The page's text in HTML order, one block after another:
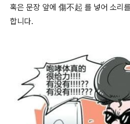
혹은 문장 앞에 傷不起 를 넣어 소리
합니다.